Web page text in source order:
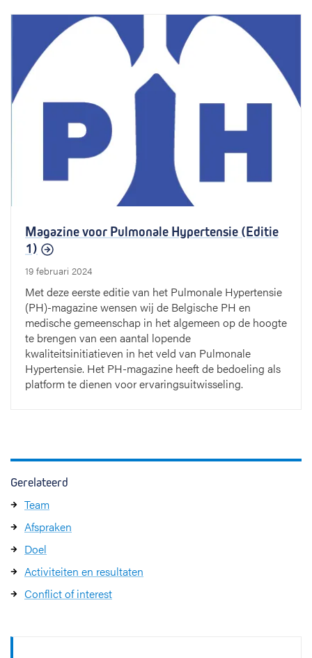
Magazine voor Pulmonale Hypertensie (Editie
1)
19 februari 2024
Met deze eerste editie van het Pulmonale Hypertensie
(PH)-magazine wensen wij de Belgische PH en
medische gemeenschap in het algemeen op de hoogte
te brengen van een aantal lopende
kwaliteitsinitiatieven in het veld van Pulmonale
Hypertensie. Het PH-magazine heeft de bedoeling als
platform te dienen voor ervaringsuitwisseling.
Gerelateerd
Team
Afspraken
Doel
Activiteiten en resultaten
Conflict of interest